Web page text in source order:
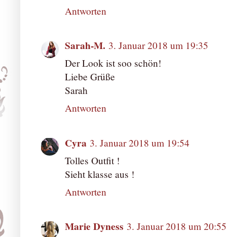
Antworten
Sarah-M. 3. Januar 2018 um 19:35
Der Look ist soo schön!
Liebe Grüße
Sarah
Antworten
Cyra 3. Januar 2018 um 19:54
Tolles Outfit !
Sieht klasse aus !
Antworten
Marie Dyness 3. Januar 2018 um 20:55